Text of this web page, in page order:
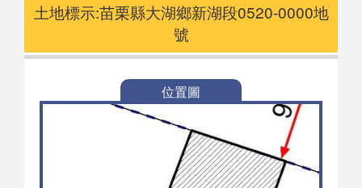
土地標示:苗栗縣大湖鄉新湖段0520-0000地
號
位置圖